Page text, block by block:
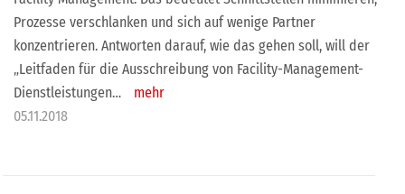
Prozesse verschlanken und sich auf wenige Partner
konzentrieren. Antworten darauf, wie das gehen soll, will der
„Leitfaden für die Ausschreibung von Facility-Management-
Dienstleistungen…
mehr
05.11.2018